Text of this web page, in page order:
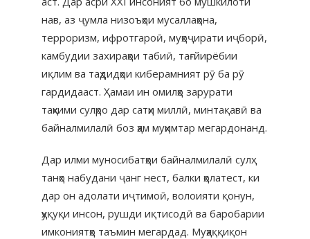
нав, аз ҷумла низоъҳои мусаллаҳона,
терроризм, ифротгароӣ, муҳоҷирати иҷборӣ,
камбудии захираҳои табиӣ, тағйирёбии
иқлим ва таҳдидҳои киберамният рӯ ба рӯ
гардидааст. Ҳамаи ин омилҳо зарурати
таҳкими сулҳро дар сатҳи миллӣ, минтақавӣ ва
байналмилалӣ боз ҳам муҳимтар мегардонанд.
Дар илми муносибатҳои байналмилалӣ сулҳ
танҳо набудани ҷанг нест, балки ҳолатест, ки
дар он адолати иҷтимоӣ, волоияти қонун,
ҳуқуқи инсон, рушди иқтисодӣ ва баробарии
имкониятҳо таъмин мегардад. Муҳаққиқон